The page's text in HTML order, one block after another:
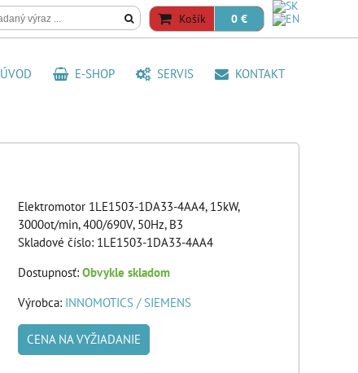
Košík 0 €
ÚVOD E-SHOP SERVIS KONTAKT
Elektromotor 1LE1503-1DA33-4AA4, 15kW,
3000ot/min, 400/690V, 50Hz, B3
Skladové číslo: 1LE1503-1DA33-4AA4
Dostupnosť: Obvykle skladom
Výrobca: INNOMOTICS / SIEMENS
CENA NA VYŽIADANIE